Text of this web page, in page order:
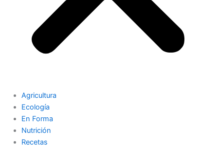
Agricultura
Ecología
En Forma
Nutrición
Recetas